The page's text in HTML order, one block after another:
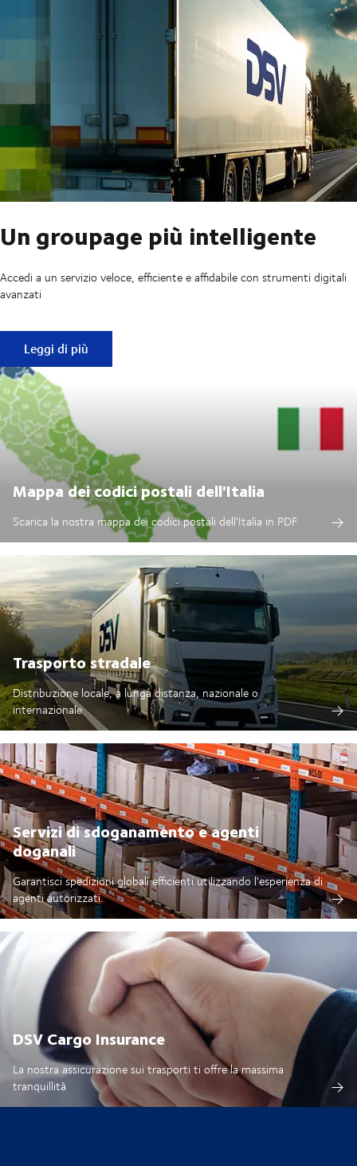
Un groupage più intelligente
Accedi a un servizio veloce, efficiente e affidabile con strumenti digitali
avanzati
Un groupage più intelligente
Leggi di più
Mappa dei codici postali dell'Italia
Scarica la nostra mappa dei codici postali dell'Italia in PDF
Trasporto stradale
Distribuzione locale, a lunga distanza, nazionale o
internazionale
Servizi di sdoganamento e agenti
doganali
Garantisci spedizioni globali efficienti utilizzando l'esperienza di
agenti autorizzati.
DSV Cargo Insurance
La nostra assicurazione sui trasporti ti offre la massima
tranquillità